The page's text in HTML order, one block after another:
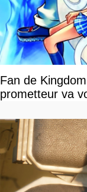
Fan de
prometteur va